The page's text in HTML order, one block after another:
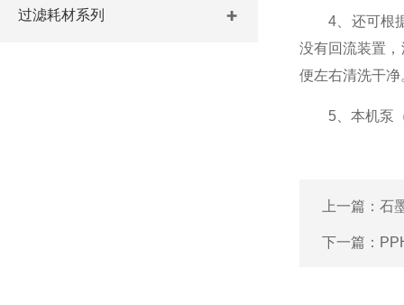
过滤耗材系列
4、还可根据
没有回流装置
便左右清洗干净
5、本机泵（
上一篇： 石
下一篇：